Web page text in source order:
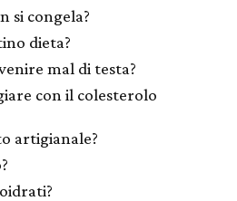
si congela?
dieta?
mal di testa?
con il colesterolo
artigianale?